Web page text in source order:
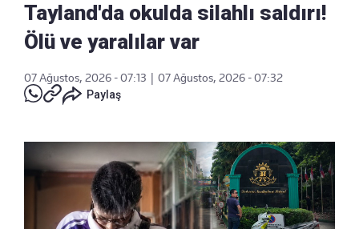
Tayland'da okulda silahlı saldırı!
Ölü ve yaralılar var
07 Ağustos, 2026 - 07:13
07 Ağustos, 2026 - 07:32
Paylaş